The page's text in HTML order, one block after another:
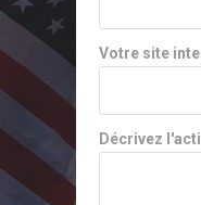
Votre site
Décrivez